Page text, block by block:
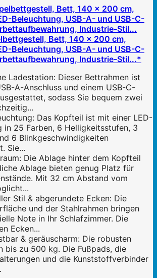
Bett, 140 x 200 cm,
Beleuchtung, USB-A- und USB-C-
Industrie-Stil...*
Ladestation: Dieser Bettrahmen ist
A-Anschluss und einem USB-C-
sodass Sie bequem zwei
Das Kopfteil ist mit einer LED-
in 25 Farben, 6 Helligkeitsstufen, 3
6 Blinkgeschwindigkeiten
Sie...
Die Ablage hinter dem Kopfteil
Ablage bieten genug Platz für
Mit 32 cm Abstand vom
Stil & abgerundete Ecken: Die
und der Stahlrahmen bringen
Note in Ihr Schlafzimmer. Die
Ecken...
& geräuscharm: Die robusten
bis zu 500 kg. Die Fußpads, die
und die Kunststoffverbinder